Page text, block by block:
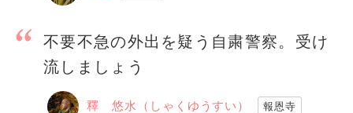
不要不急の外出を疑う自粛警察。受け
流しましょう
釋 悠水（しゃくゆうすい） 報恩寺